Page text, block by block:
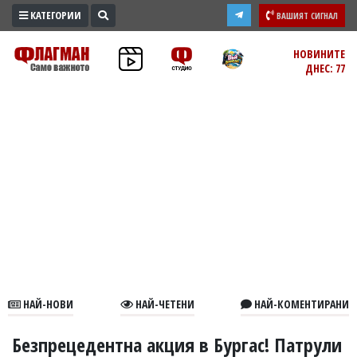
ПРОМО
ЗОНА
В
КАТЕГОРИИ ВАШИЯТ СИГНАЛ
НОВИНИТЕ
ДНЕС: 77
НАЙ-НОВИ НАЙ-ЧЕТЕНИ НАЙ-КОМЕНТИРАНИ
Безпрецедентна акция в Бургас! Патрули